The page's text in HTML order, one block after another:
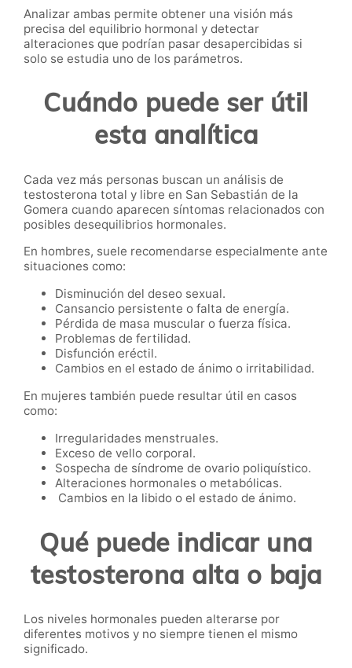
Analizar ambas permite obtener una visión más
precisa del equilibrio hormonal y detectar
alteraciones que podrían pasar desapercibidas si
solo se estudia uno de los parámetros.
Cuándo puede ser útil
esta analítica
Cada vez más personas buscan un análisis de
testosterona total y libre en San Sebastián de la
Gomera cuando aparecen síntomas relacionados con
posibles desequilibrios hormonales.
En hombres, suele recomendarse especialmente ante
situaciones como:
Disminución del deseo sexual.
Cansancio persistente o falta de energía.
Pérdida de masa muscular o fuerza física.
Problemas de fertilidad.
Disfunción eréctil.
Cambios en el estado de ánimo o irritabilidad.
En mujeres también puede resultar útil en casos
como:
Irregularidades menstruales.
Exceso de vello corporal.
Sospecha de síndrome de ovario poliquístico.
Alteraciones hormonales o metabólicas.
Cambios en la libido o el estado de ánimo.
Qué puede indicar una
testosterona alta o baja
Los niveles hormonales pueden alterarse por
diferentes motivos y no siempre tienen el mismo
significado.